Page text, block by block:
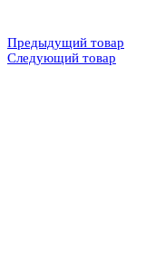
Предыдущий товар
Следующий товар